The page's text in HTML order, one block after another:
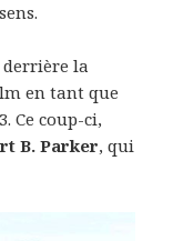
derrière la
en tant que
Ce coup-ci,
B. Parker, qui